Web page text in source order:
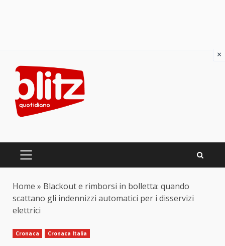
content
PRIMARY
Home » Blackout e rimborsi in bolletta: quando
scattano gli indennizzi automatici per i disservizi
elettrici
Cronaca Cronaca Italia
×